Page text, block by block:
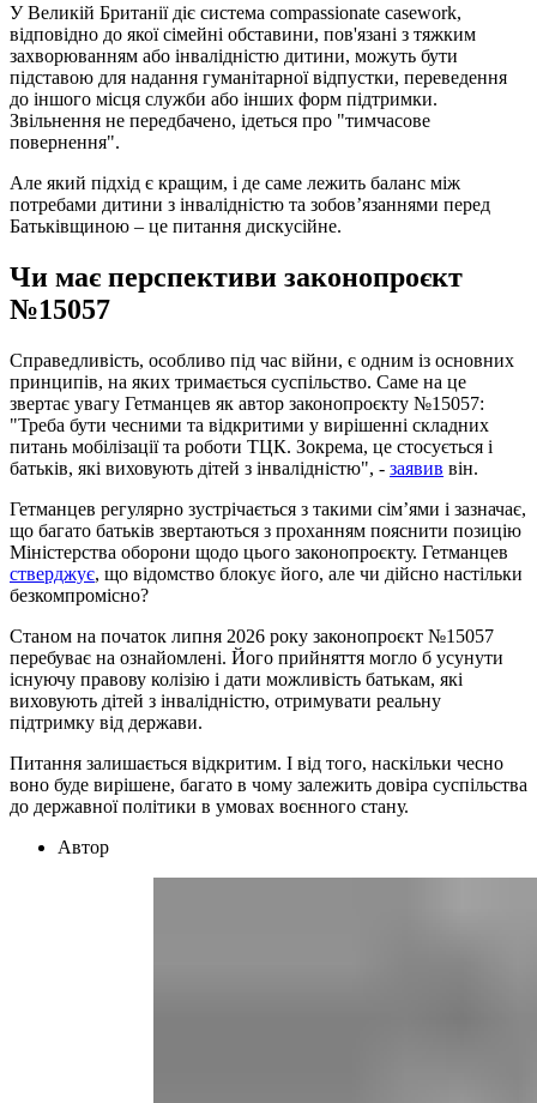
У Великій Британії діє система compassionate casework,
відповідно до якої сімейні обставини, пов'язані з тяжким
захворюванням або інвалідністю дитини, можуть бути
підставою для надання гуманітарної відпустки, переведення
до іншого місця служби або інших форм підтримки.
Звільнення не передбачено, ідеться про "тимчасове
повернення".
Але який підхід є кращим, і де саме лежить баланс між
потребами дитини з інвалідністю та зобов’язаннями перед
Батьківщиною – це питання дискусійне.
Чи має перспективи законопроєкт
№15057
Справедливість, особливо під час війни, є одним із основних
принципів, на яких тримається суспільство. Саме на це
звертає увагу Гетманцев як автор законопроєкту №15057:
"Треба бути чесними та відкритими у вирішенні складних
питань мобілізації та роботи ТЦК. Зокрема, це стосується і
батьків, які виховують дітей з інвалідністю", - заявив він.
Гетманцев регулярно зустрічається з такими сім’ями і зазначає,
що багато батьків звертаються з проханням пояснити позицію
Міністерства оборони щодо цього законопроєкту. Гетманцев
стверджує, що відомство блокує його, але чи дійсно настільки
безкомпромісно?
Станом на початок липня 2026 року законопроєкт №15057
перебуває на ознайомлені. Його прийняття могло б усунути
існуючу правову колізію і дати можливість батькам, які
виховують дітей з інвалідністю, отримувати реальну
підтримку від держави.
Питання залишається відкритим. І від того, наскільки чесно
воно буде вирішене, багато в чому залежить довіра суспільства
до державної політики в умовах воєнного стану.
Автор